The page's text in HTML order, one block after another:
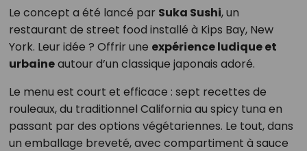
Le concept a été lancé par Suka Sushi, un
restaurant de street food installé à Kips Bay, New
York. Leur idée ? Offrir une expérience ludique et
urbaineautour d’un classique japonais adoré.
Le menu est court et efficace : sept recettes de
rouleaux, du traditionnel California au spicy tuna en
passant par des options végétariennes. Le tout, dans
un emballage breveté, avec compartiment à sauce